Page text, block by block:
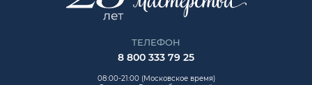
ТЕЛЕФОН
8 800 333 79 25
08:00-21:00 (Московское время)